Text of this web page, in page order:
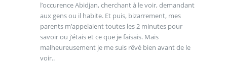
l’occurence Abidjan, cherchant à le voir, demandant
aux gens ou il habite. Et puis, bizarrement, mes
parents m’appelaient toutes les 2 minutes pour
savoir ou j’étais et ce que je faisais. Mais
malheureusement je me suis rêvé bien avant de le
voir..